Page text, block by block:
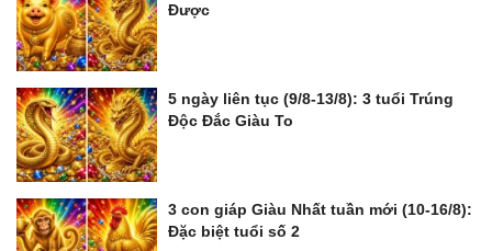
Được
5 ngày liên tục (9/8-13/8): 3 tuổi Trúng
Độc Đắc Giàu To
3 con giáp Giàu Nhất tuần mới (10-16/8):
Đặc biệt tuổi số 2